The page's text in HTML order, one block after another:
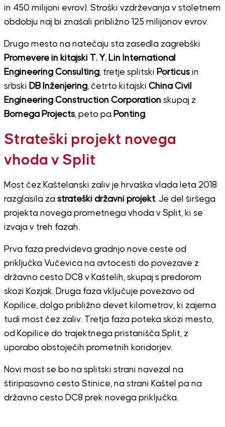
in 450 milijoni evrov). Stroški vzdrževanja v stoletnem
obdobju naj bi znašali približno 125 milijonov evrov.
Drugo mesto na natečaju sta zasedla zagrebški
Promevere in kitajski T. Y. Lin International
Engineering Consulting, tretje splitski Porticusin
srbski DB Inženjering, četrto kitajski China Civil
Engineering Construction Corporation skupaj z
Bomega Projects, peto pa Ponting.
Strateški projekt novega
vhoda v Split
Most čez Kaštelanski zaliv je hrvaška vlada leta 2018
razglasila za strateški državni projekt. Je del širšega
projekta novega prometnega vhoda v Split, ki se
izvaja v treh fazah.
Prva faza predvideva gradnjo nove ceste od
priključka Vučevica na avtocesti do povezave z
državno cesto DC8 v Kaštelih, skupaj s predorom
skozi Kozjak. Druga faza vključuje povezavo od
Kopilice, dolgo približno devet kilometrov, ki zajema
tudi most čez zaliv. Tretja faza poteka skozi mesto,
od Kopilice do trajektnega pristanišča Split, z
uporabo obstoječih prometnih koridorjev.
Novi most se bo na splitski strani navezal na
štiripasovno cesto Stinice, na strani Kaštel pa na
državno cesto DC8 prek novega priključka.